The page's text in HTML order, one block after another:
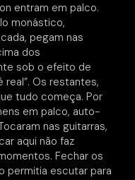
entram em palco.
monástico,
pegam nas
dos
sob o efeito de
Os restantes,
tudo começa. Por
em palco, auto-
nas guitarras,
aqui não faz
Fechar os
permitia escutar para